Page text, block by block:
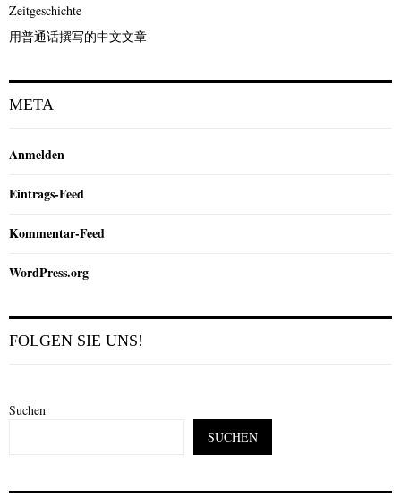
Zeitgeschichte
用普通话撰写的中文文章
META
Anmelden
Eintrags-Feed
Kommentar-Feed
WordPress.org
FOLGEN SIE UNS!
Suchen
SUCHEN